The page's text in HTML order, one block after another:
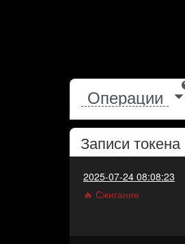
Записи токена
2025-07-24 08:08:23
🔥 Сжигание